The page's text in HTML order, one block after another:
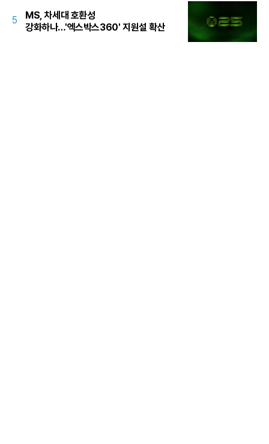
5
MS, 차세대 호환성
강화하나…'엑스박스360' 지원설 확산